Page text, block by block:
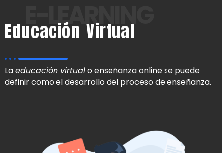
E-LEARNING
Educación Virtual
Laeducación virtualo enseñanza online se puede
definir como el desarrollo del proceso de enseñanza.